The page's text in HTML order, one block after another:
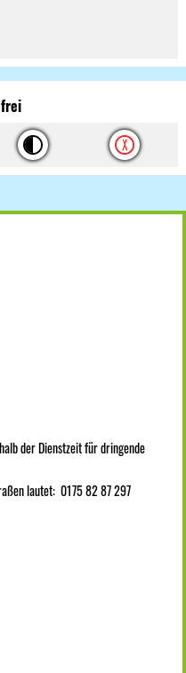
der Dienstzeit für dringende
lautet: 0175 82 87 297